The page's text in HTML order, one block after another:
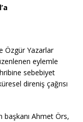
Özgür Yazarlar
eylemle
sebebiyet
direniş çağrısı
başkanı Ahmet Örs,